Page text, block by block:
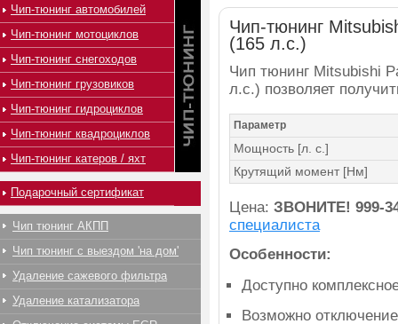
Чип-тюнинг
(165 л.с.)
Чип тюнинг Mitsubishi
л.с.) позволяет
Параметр
Мощность [л. с.]
Крутящий момент [Нм]
Цена: ЗВОНИТЕ! 999-
специалиста
Особенности:
Доступно
Возможно
Чип-тюнинг автомобилей
Чип-тюнинг мотоциклов
Чип-тюнинг снегоходов
Чип-тюнинг грузовиков
Чип-тюнинг гидроциклов
Чип-тюнинг квадроциклов
Чип-тюнинг катеров / яхт
Подарочный сертификат
Чип тюнинг АКПП
Чип тюнинг с выездом 'на дом'
Удаление сажевого фильтра
Удаление катализатора